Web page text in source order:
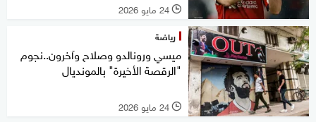
l 24 مايو 2026
رياضة
ميسي ورونالدو وصلاح وآخرون..نجوم
"الرقصة الأخيرة" بالمونديال
l 24 مايو 2026